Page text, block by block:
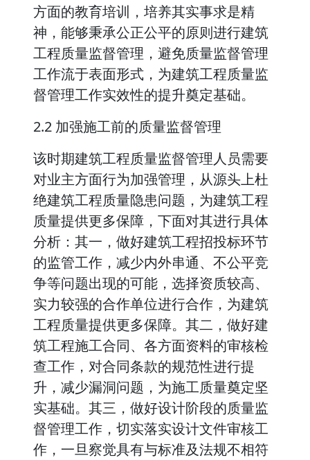
方面的教育培训，培养其实事求是精
神，能够秉承公正公平的原则进行建筑
工程质量监督管理，避免质量监督管理
工作流于表面形式，为建筑工程质量监
督管理工作实效性的提升奠定基础。
2.2 加强施工前的质量监督管理
该时期建筑工程质量监督管理人员需要
对业主方面行为加强管理，从源头上杜
绝建筑工程质量隐患问题，为建筑工程
质量提供更多保障，下面对其进行具体
分析：其一，做好建筑工程招投标环节
的监管工作，减少内外串通、不公平竞
争等问题出现的可能，选择资质较高、
实力较强的合作单位进行合作，为建筑
工程质量提供更多保障。其二，做好建
筑工程施工合同、各方面资料的审核检
查工作，对合同条款的规范性进行提
升，减少漏洞问题，为施工质量奠定坚
实基础。其三，做好设计阶段的质量监
督管理工作，切实落实设计文件审核工
作，一旦察觉具有与标准及法规不相符